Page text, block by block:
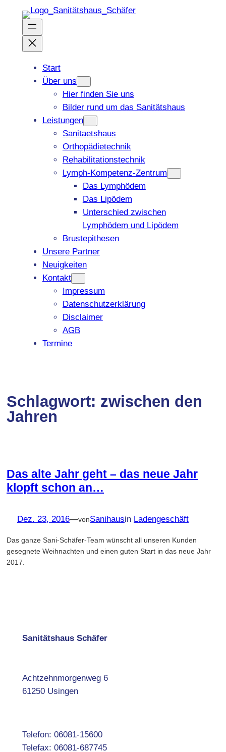
Inhalt
springen
Start
Über uns
Hier finden Sie uns
Bilder rund um das Sanitätshaus
Leistungen
Sanitaetshaus
Orthopädietechnik
Rehabilitationstechnik
Lymph-Kompetenz-Zentrum
Das Lymphödem
Das Lipödem
Unterschied zwischen
Lymphödem und Lipödem
Brustepithesen
Unsere Partner
Neuigkeiten
Kontakt
Impressum
Datenschutzerklärung
Disclaimer
AGB
Termine
Schlagwort: zwischen den
Jahren
Das alte Jahr geht – das neue Jahr
klopft schon an…
Dez. 23, 2016—vonSanihausin Ladengeschäft
Das ganze Sani-Schäfer-Team wünscht all unseren Kunden
gesegnete Weihnachten und einen guten Start in das neue Jahr
2017.
Sanitätshaus Schäfer
Achtzehnmorgenweg 6
61250 Usingen
Telefon: 06081-15600
Telefax: 06081-687745